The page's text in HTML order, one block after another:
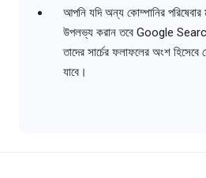
আপনি যদি অন্য কোম্পানির পরিষেবার
উপলভ্য করান তবে Google Search
তাদের সার্চের ফলাফলের অংশ হিসেবে
যাবে।